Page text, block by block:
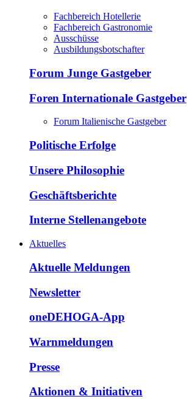
Fachbereich Hotellerie
Fachbereich Gastronomie
Ausschüsse
Ausbildungsbotschafter
Forum Junge Gastgeber
Foren Internationale Gastgeber
Forum Italienische Gastgeber
Politische Erfolge
Unsere Philosophie
Geschäftsberichte
Interne Stellenangebote
Aktuelles
Aktuelle Meldungen
Newsletter
oneDEHOGA-App
Warnmeldungen
Presse
Aktionen & Initiativen